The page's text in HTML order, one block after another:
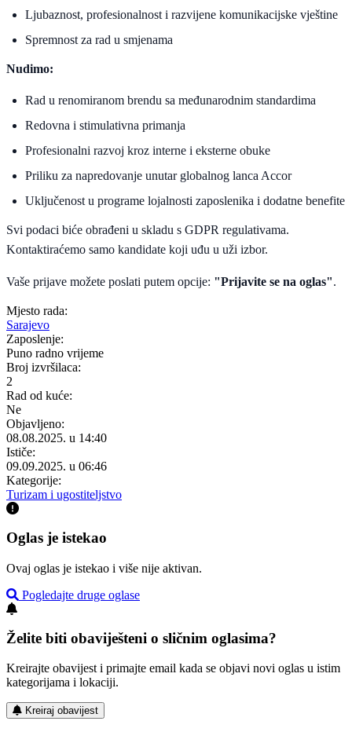
Ljubaznost, profesionalnost i razvijene komunikacijske vještine
Spremnost za rad u smjenama
Nudimo:
Rad u renomiranom brendu sa međunarodnim standardima
Redovna i stimulativna primanja
Profesionalni razvoj kroz interne i eksterne obuke
Priliku za napredovanje unutar globalnog lanca Accor
Uključenost u programe lojalnosti zaposlenika i dodatne benefite
Svi podaci biće obrađeni u skladu s GDPR regulativama.
Kontaktiraćemo samo kandidate koji uđu u uži izbor.
Vaše prijave možete poslati putem opcije: "Prijavite se na oglas".
Mjesto rada:
Sarajevo
Zaposlenje:
Puno radno vrijeme
Broj izvršilaca:
2
Rad od kuće:
Ne
Objavljeno:
08.08.2025. u 14:40
Ističe:
09.09.2025. u 06:46
Kategorije:
Turizam i ugostiteljstvo
Oglas je istekao
Ovaj oglas je istekao i više nije aktivan.
Pogledajte druge oglase
Želite biti obaviješteni o sličnim oglasima?
Kreirajte obavijest i primajte email kada se objavi novi oglas u istim
kategorijama i lokaciji.
Kreiraj obavijest